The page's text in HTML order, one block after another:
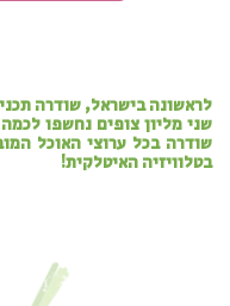
לראשונה בישראל, שודרה תכנית בישול
שני מליון צופים נחשפו
שודרה בכל ערוצי האוכל
בטלוויזיה האיטלקית!